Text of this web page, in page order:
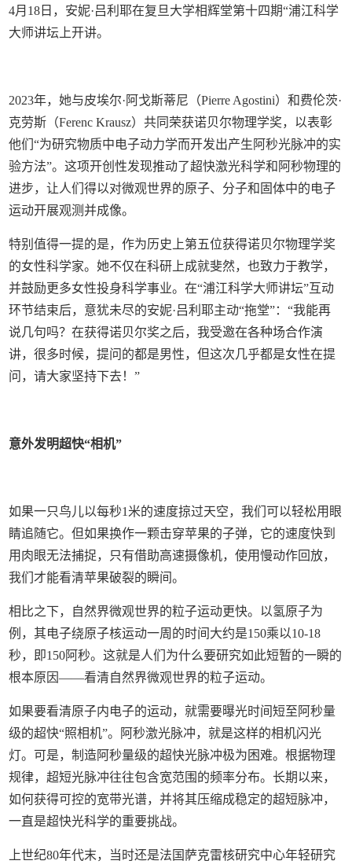
4月18日，安妮·吕利耶在复旦大学相辉堂第十四期“浦江科学
大师讲坛上开讲。
2023年，她与皮埃尔·阿戈斯蒂尼（Pierre Agostini）和费伦茨·
克劳斯（Ferenc Krausz）共同荣获诺贝尔物理学奖，以表彰
他们“为研究物质中电子动力学而开发出产生阿秒光脉冲的实
验方法”。这项开创性发现推动了超快激光科学和阿秒物理的
进步，让人们得以对微观世界的原子、分子和固体中的电子
运动开展观测并成像。
特别值得一提的是，作为历史上第五位获得诺贝尔物理学奖
的女性科学家。她不仅在科研上成就斐然，也致力于教学，
并鼓励更多女性投身科学事业。在“浦江科学大师讲坛”互动
环节结束后，意犹未尽的安妮·吕利耶主动“拖堂”：“我能再
说几句吗？在获得诺贝尔奖之后，我受邀在各种场合作演
讲，很多时候，提问的都是男性，但这次几乎都是女性在提
问，请大家坚持下去！”
意外发明超快“相机”
如果一只鸟儿以每秒1米的速度掠过天空，我们可以轻松用眼
睛追随它。但如果换作一颗击穿苹果的子弹，它的速度快到
用肉眼无法捕捉，只有借助高速摄像机，使用慢动作回放，
我们才能看清苹果破裂的瞬间。
相比之下，自然界微观世界的粒子运动更快。以氢原子为
例，其电子绕原子核运动一周的时间大约是150乘以10-18
秒，即150阿秒。这就是人们为什么要研究如此短暂的一瞬的
根本原因——看清自然界微观世界的粒子运动。
如果要看清原子内电子的运动，就需要曝光时间短至阿秒量
级的超快“照相机”。阿秒激光脉冲，就是这样的相机闪光
灯。可是，制造阿秒量级的超快光脉冲极为困难。根据物理
规律，超短光脉冲往往包含宽范围的频率分布。长期以来，
如何获得可控的宽带光谱，并将其压缩成稳定的超短脉冲，
一直是超快光科学的重要挑战。
上世纪80年代末，当时还是法国萨克雷核研究中心年轻研究